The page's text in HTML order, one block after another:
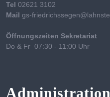
Tel 02621 3102
Mail gs-
Öffnungszeiten Sekretariat
Do & Fr 07:30 - 11:00 Uhr
Administration